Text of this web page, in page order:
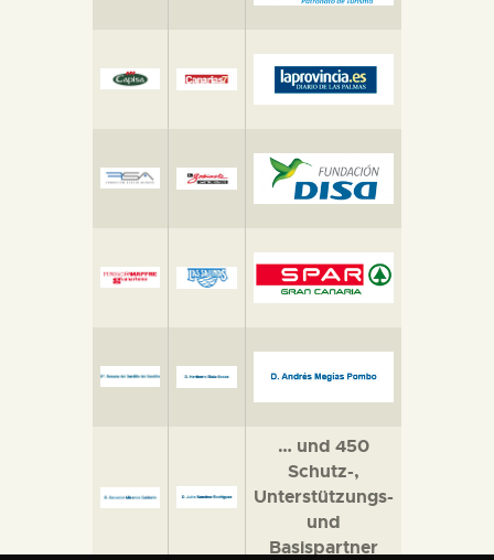
… und 450
Schutz-,
Unterstützungs-
und
Basispartner